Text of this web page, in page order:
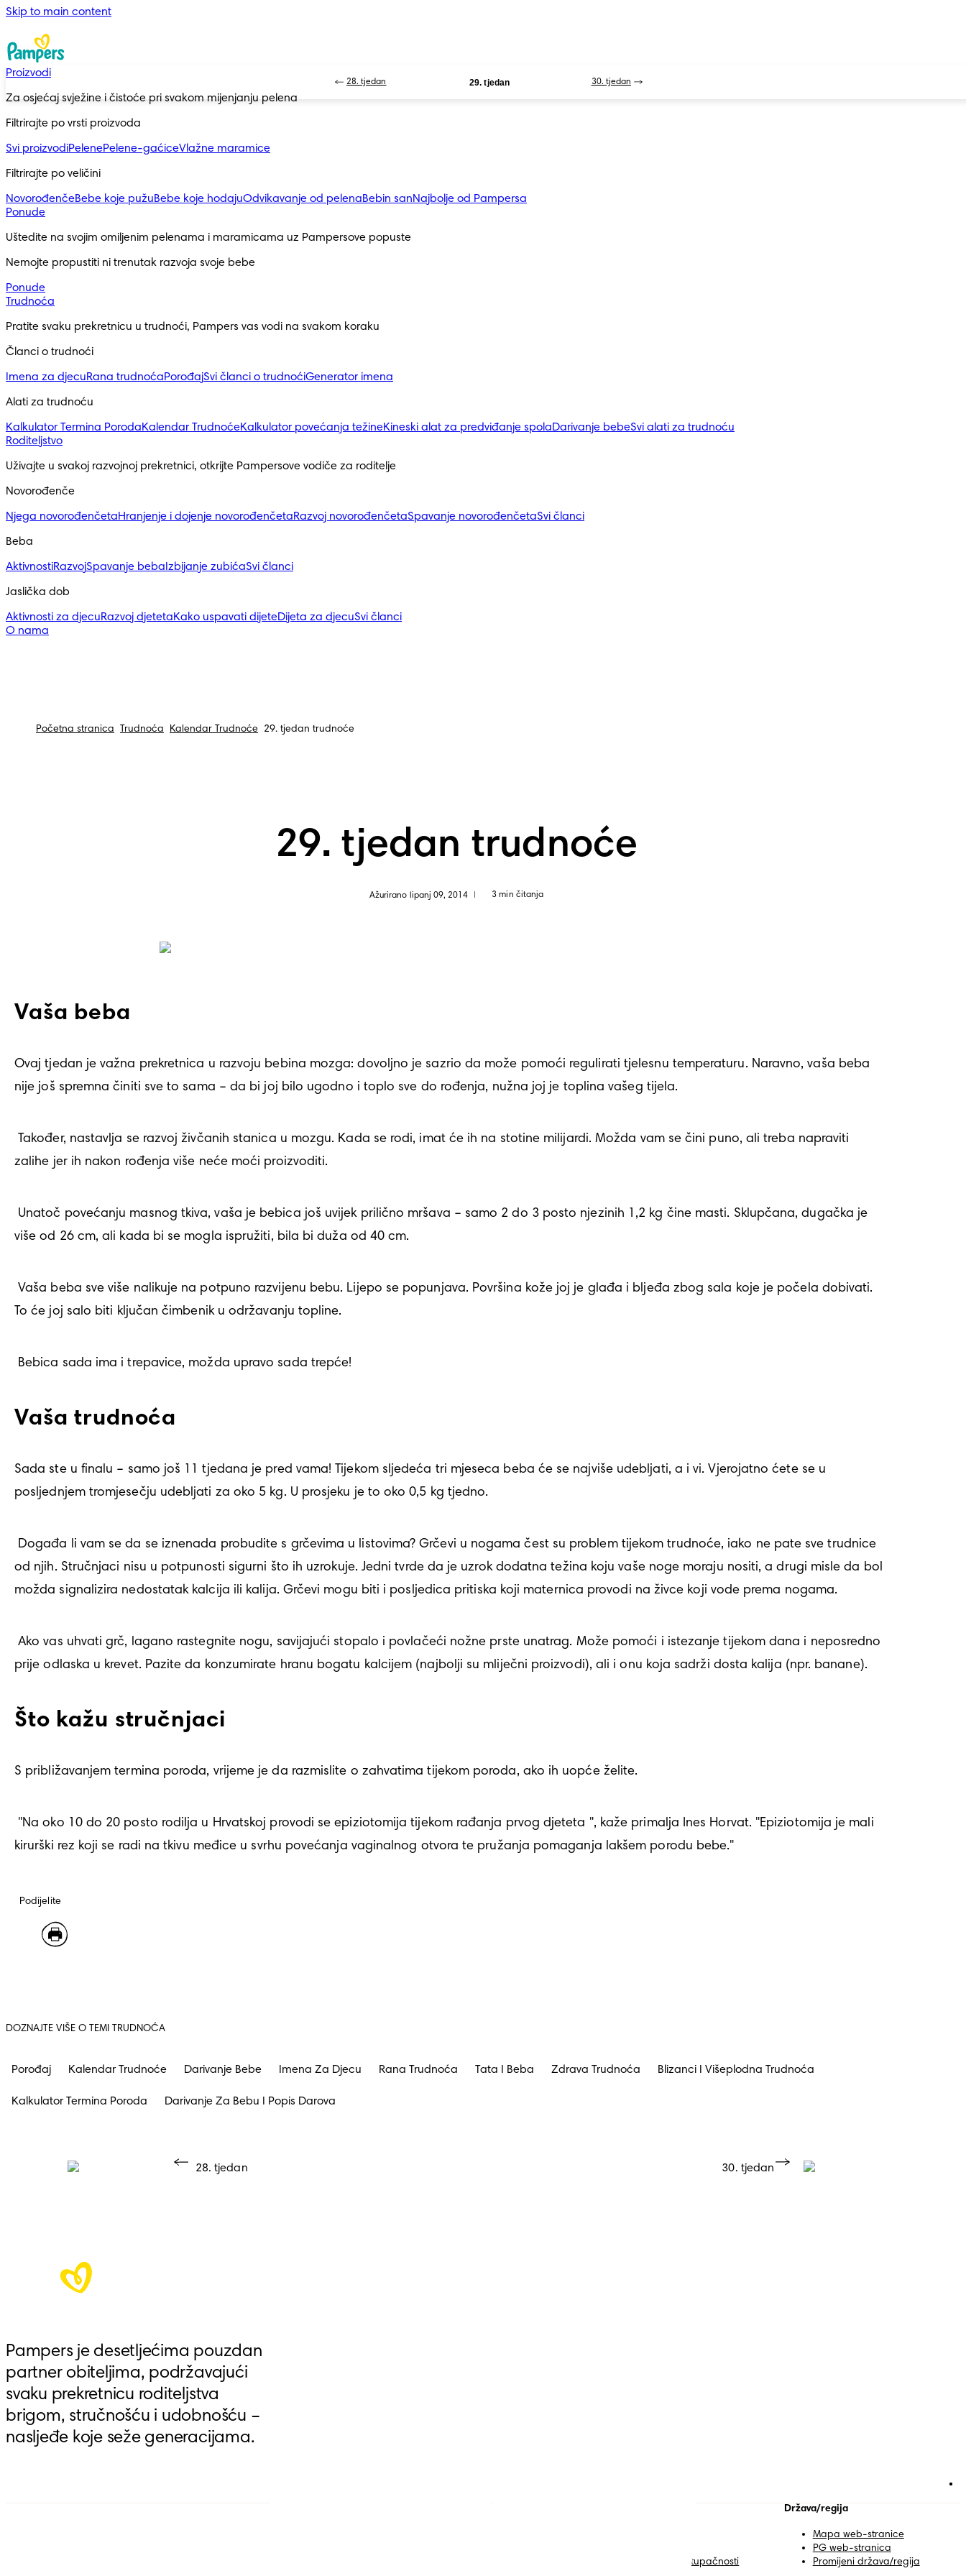
Skip to main content
Proizvodi
Za osjećaj svježine i čistoće pri svakom mijenjanju pelena
Filtrirajte po vrsti proizvoda
Svi proizvodiPelenePelene-gaćiceVlažne maramice
Filtrirajte po veličini
NovorođenčeBebe koje pužuBebe koje hodajuOdvikavanje od pelenaBebin sanNajbolje od Pampersa
Ponude
Uštedite na svojim omiljenim pelenama i maramicama uz Pampersove popuste
Nemojte propustiti ni trenutak razvoja svoje bebe
Ponude
Trudnoća
Pratite svaku prekretnicu u trudnoći, Pampers vas vodi na svakom koraku
Članci o trudnoći
Imena za djecuRana trudnoćaPorođajSvi članci o trudnoćiGenerator imena
Alati za trudnoću
Kalkulator Termina PorodaKalendar TrudnoćeKalkulator povećanja težineKineski alat za predviđanje spolaDarivanje bebeSvi alati za trudnoću
Roditeljstvo
Uživajte u svakoj razvojnoj prekretnici, otkrijte Pampersove vodiče za roditelje
Novorođenče
Njega novorođenčetaHranjenje i dojenje novorođenčetaRazvoj novorođenčetaSpavanje novorođenčetaSvi članci
Beba
AktivnostiRazvojSpavanje beba Izbijanje zubićaSvi članci
Jaslička dob
Aktivnosti za djecuRazvoj djetetaKako uspavati dijeteDijeta za djecuSvi članci
O nama
28. tjedan 29. tjedan 30. tjedan
Početna stranica Trudnoća Kalendar Trudnoće 29. tjedan trudnoće
29. tjedan trudnoće
Ažurirano lipanj 09, 2014 3 min čitanja
Vaša beba
Ovaj tjedan je važna prekretnica u razvoju bebina mozga: dovoljno je sazrio da može pomoći regulirati tjelesnu temperaturu. Naravno, vaša beba
nije još spremna činiti sve to sama – da bi joj bilo ugodno i toplo sve do rođenja, nužna joj je toplina vašeg tijela.
zalihe jer ih nakon rođenja više neće moći proizvoditi.
više od 26 cm, ali kada bi se mogla ispružiti, bila bi duža od 40 cm.
To će joj salo biti ključan čimbenik u održavanju topline.
Bebica sada ima i trepavice, možda upravo sada trepće!
Vaša trudnoća
Sada ste u finalu – samo još 11 tjedana je pred vama! Tijekom sljedeća tri mjeseca beba će se najviše udebljati, a i vi. Vjerojatno ćete se u
posljednjem tromjesečju udebljati za oko 5 kg. U prosjeku je to oko 0,5 kg tjedno.
od njih. Stručnjaci nisu u potpunosti sigurni što ih uzrokuje. Jedni tvrde da je uzrok dodatna težina koju vaše noge moraju nositi, a drugi misle da bol
možda signalizira nedostatak kalcija ili kalija. Grčevi mogu biti i posljedica pritiska koji maternica provodi na živce koji vode prema nogama.
Ako vas uhvati grč, lagano rastegnite nogu, savijajući stopalo i povlačeći nožne prste unatrag. Može pomoći i istezanje tijekom dana i neposredno
prije odlaska u krevet. Pazite da konzumirate hranu bogatu kalcijem (najbolji su mliječni proizvodi), ali i onu koja sadrži dosta kalija (npr. banane).
Što kažu stručnjaci
S približavanjem termina poroda, vrijeme je da razmislite o zahvatima tijekom poroda, ako ih uopće želite.
kirurški rez koji se radi na tkivu međice u svrhu povećanja vaginalnog otvora te pružanja pomaganja lakšem porodu bebe."
Podijelite
DOZNAJTE VIŠE O TEMI TRUDNOĆA
Porođaj Kalendar Trudnoće Darivanje Bebe Imena Za Djecu Rana Trudnoća Tata I Beba Zdrava Trudnoća Blizanci I Višeplodna Trudnoća
Kalkulator Termina Poroda Darivanje Za Bebu I Popis Darova
28. tjedan 30. tjedan
Pampers je desetljećima pouzdan
partner obiteljima, podržavajući
svaku prekretnicu roditeljstva
brigom, stručnošću i udobnošću –
nasljeđe koje seže generacijama.
Izjava o pristupačnosti
Država/regija
Mapa web-stranice
PG web-stranica
Promijeni država/regija